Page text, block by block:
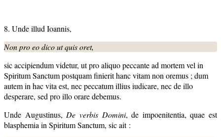
8. Unde illud Ioannis,
Non pro eo dico ut quis oret,
sic accipiendum videtur, ut pro aliquo peccante ad mortem vel in
Spiritum Sanctum postquam finierit hanc vitam non oremus ; dum
autem in hac vita est, nec peccatum illius iudicare, nec de illo
desperare, sed pro illo orare debemus.
Unde Augustinus, De verbis Domini, de impoenitentia, quae est
blasphemia in Spiritum Sanctum, sic ait :